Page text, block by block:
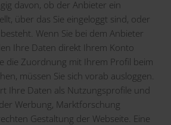
davon, ob der Anbieter ein
über das Sie eingeloggt sind, oder
Wenn Sie bei dem Anbieter
Ihre Daten direkt Ihrem Konto
die Zuordnung mit Ihrem Profil beim
müssen Sie sich vorab ausloggen.
Ihre Daten als Nutzungsprofile und
Werbung, Marktforschung
Gestaltung der Webseite. Eine